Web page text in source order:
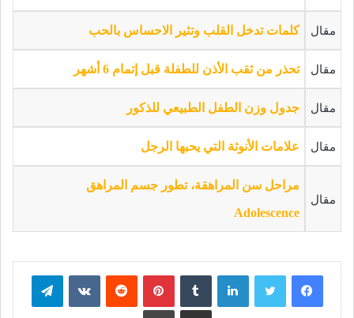
مقال كلمات تدخل القلب وتثير الاحساس بالحب
مقال تحذر من ثقب الأذن للطفلة قبل إتمام 6 أشهر
مقال جدول وزن الطفل الطبيعي للذكور
مقال علامات الأنوثة التي يحبها الرجل
مقال
مراحل سن المراهقة، تطور جسم المراهق
Adolescence
فيسبوكتويتر لينكدإن ‏Tumblr بينتيريست
‏Reddit
‏VKontakte تيلقرام
مشاركة عبر البريد طباعة